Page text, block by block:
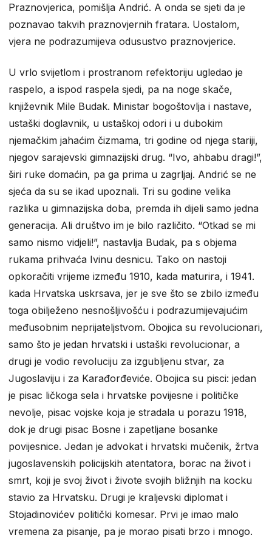
Praznovjerica, pomišlja Andrić. A onda se sjeti da je
poznavao takvih praznovjernih fratara. Uostalom,
vjera ne podrazumijeva odusustvo praznovjerice.
U vrlo svijetlom i prostranom refektoriju ugledao je
raspelo, a ispod raspela sjedi, pa na noge skače,
književnik Mile Budak. Ministar bogoštovlja i nastave,
ustaški doglavnik, u ustaškoj odori i u dubokim
njemačkim jahaćim čizmama, tri godine od njega stariji,
njegov sarajevski gimnazijski drug. “Ivo, ahbabu dragi!”,
širi ruke domaćin, pa ga prima u zagrljaj. Andrić se ne
sjeća da su se ikad upoznali. Tri su godine velika
razlika u gimnazijska doba, premda ih dijeli samo jedna
generacija. Ali društvo im je bilo različito. “Otkad se mi
samo nismo vidjeli!”, nastavlja Budak, pa s objema
rukama prihvaća Ivinu desnicu. Tako on nastoji
opkoračiti vrijeme između 1910, kada maturira, i 1941.
kada Hrvatska uskrsava, jer je sve što se zbilo između
toga obilježeno nesnošljivošću i podrazumijevajućim
međusobnim neprijateljstvom. Obojica su revolucionari,
samo što je jedan hrvatski i ustaški revolucionar, a
drugi je vodio revoluciju za izgubljenu stvar, za
Jugoslaviju i za Karađorđeviće. Obojica su pisci: jedan
je pisac ličkoga sela i hrvatske povijesne i političke
nevolje, pisac vojske koja je stradala u porazu 1918,
dok je drugi pisac Bosne i zapetljane bosanke
povijesnice. Jedan je advokat i hrvatski mučenik, žrtva
jugoslavenskih policijskih atentatora, borac na život i
smrt, koji je svoj život i živote svojih bližnjih na kocku
stavio za Hrvatsku. Drugi je kraljevski diplomat i
Stojadinovićev politički komesar. Prvi je imao malo
vremena za pisanje, pa je morao pisati brzo i mnogo.